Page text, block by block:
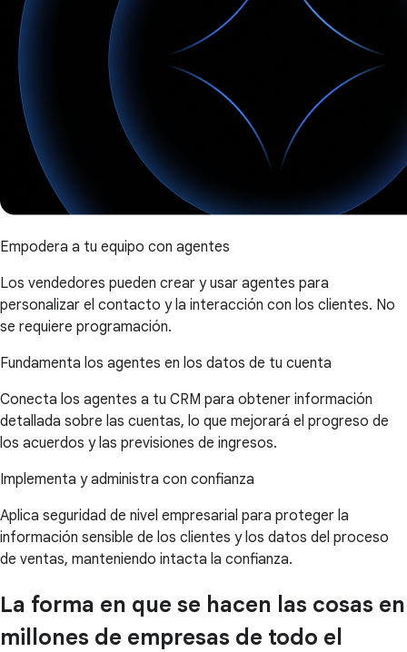
Empodera a tu equipo con agentes
Los vendedores pueden crear y usar agentes para
personalizar el contacto y la interacción con los clientes. No
se requiere programación.
Fundamenta los agentes en los datos de tu cuenta
Conecta los agentes a tu CRM para obtener información
detallada sobre las cuentas, lo que mejorará el progreso de
los acuerdos y las previsiones de ingresos.
Implementa y administra con confianza
Aplica seguridad de nivel empresarial para proteger la
información sensible de los clientes y los datos del proceso
de ventas, manteniendo intacta la confianza.
La forma en que se hacen las cosas en
millones de empresas de todo el